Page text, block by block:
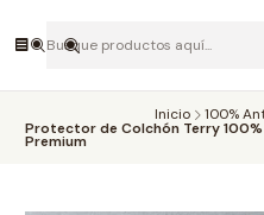
Inicio 100%
Protector de Colchón Terry
Premium